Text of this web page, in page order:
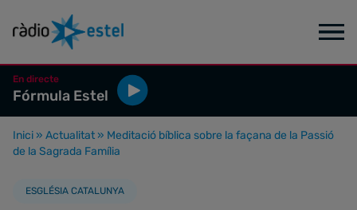
En directe
Fórmula Estel
Inici » Actualitat » Meditació bíblica sobre la façana de la Passió
de la Sagrada Família
ESGLÉSIA CATALUNYA